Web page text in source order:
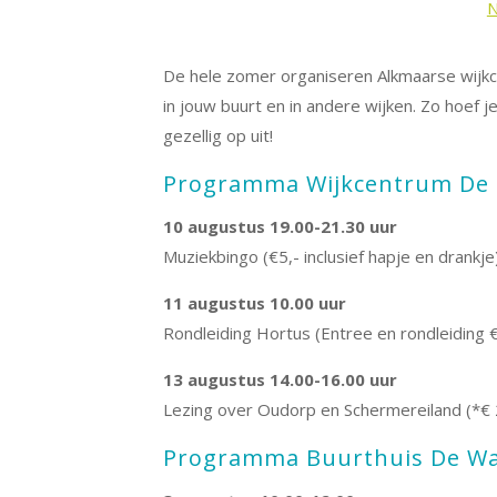
De hele zomer organiseren Alkmaarse
in jouw buurt en in andere wijken. Zo hoef
gezellig op uit!
Programma Wijkcentrum De
10 augustus 19.00-21.30 uur
Muziekbingo (€5,- inclusief hapje en
11 augustus 10.00 uur
Rondleiding Hortus (Entree en rondleiding
13 augustus 14.00-16.00 uur
Lezing over Oudorp en Schermereiland
Programma Buurthuis De